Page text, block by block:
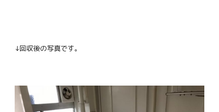
↓回収後の写真です。